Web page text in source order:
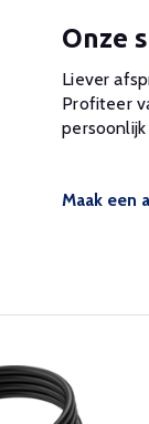
Onze
Liever
Profiteer
Maak een